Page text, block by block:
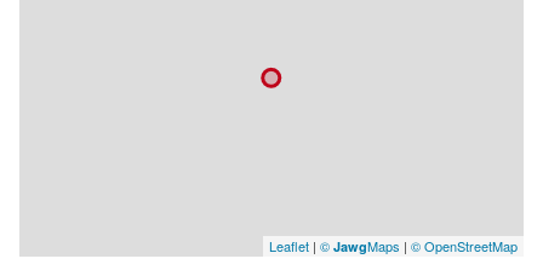
Leaflet | © JawgMaps | © OpenStreetMap